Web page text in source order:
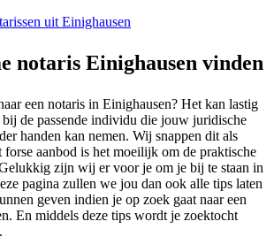
uit Einighausen
notaris Einighausen vinden
een notaris in Einighausen? Het kan lastig
de passende individu die jouw juridische
handen kan nemen. Wij snappen dit als
forse aanbod is het moeilijk om de praktische
zijn wij er voor je om je bij te staan in
pagina zullen we jou dan ook alle tips laten
geven indien je op zoek gaat naar een
En middels deze tips wordt je zoektocht